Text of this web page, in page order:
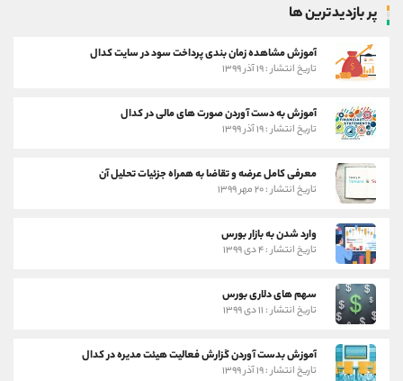
پر بازدیدترین ها
آموزش مشاهده زمان بندی پرداخت سود در سایت کدال
تاریخ انتشار : ۱۹ آذر ۱۳۹۹
آموزش به دست آوردن صورت های مالی در کدال
تاریخ انتشار : ۱۹ آذر ۱۳۹۹
معرفی کامل عرضه و تقاضا به همراه جزئیات تحلیل آن
تاریخ انتشار : ۲۰ مهر ۱۳۹۹
وارد شدن به بازار بورس
تاریخ انتشار : ۴ دی ۱۳۹۹
سهم های دلاری بورس
تاریخ انتشار : ۱۱ دی ۱۳۹۹
آموزش بدست آوردن گزارش فعالیت هیئت مدیره در کدال
تاریخ انتشار : ۱۹ آذر ۱۳۹۹